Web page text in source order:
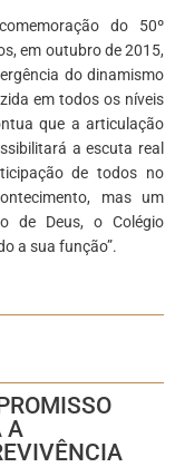
do 50º
em outubro de 2015,
do dinamismo
em todos os níveis
que a articulação
a escuta real
de todos no
mas um
de Deus, o Colégio
a sua função”.
A